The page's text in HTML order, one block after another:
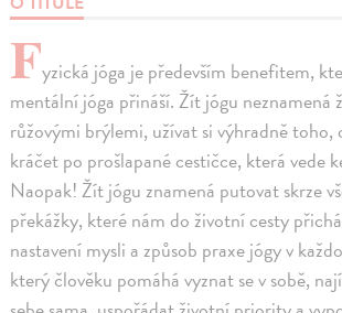
Fyzická jóga je především benefitem,
mentální jóga přináší. Žít jógu neznamená
růžovými brýlemi, užívat si výhradně toho,
kráčet po prošlapané cestičce, která vede
Naopak! Žít jógu znamená putovat skrze
překážky, které nám do životní cesty
nastavení mysli a způsob praxe jógy v
který člověku pomáhá vyznat se v sobě,